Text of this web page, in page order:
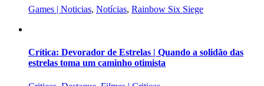
Games | Noticias, Notícias, Rainbow Six Siege
Crítica: Devorador de Estrelas | Quando a solidão das
estrelas toma um caminho otimista